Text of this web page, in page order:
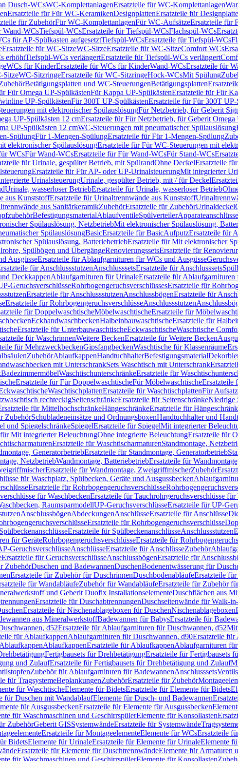
Dusch-WCsWC-KomplettanlagenErsatzteile für WC-Komplettanlagen
Ersatzteile für Für WC-KeramikenDesignplattenErsatzteile für
für ZubehörFür WC-KomplettanlagenFür WC-AufsätzeErsatzteile für
Wand-WCsTiefspül-WCsErsatzteile für Tiefspül-WCsFlachspül-WCs
für AP-Spülkasten aufgesetztTiefspül-WCsErsatzteile für Tiefspül-WCs
Ersatzteile für WC-SitzeWC-SitzeErsatzteile für WC-SitzeComfort WCs
erhöhtTiefspül-WCs verlängertErsatzteile für Tiefspül-WCs verlängert
WCs für KinderErsatzteile für WCs für KinderWand-WCsErsatzteile für
SitzeWC-SitzringeErsatzteile für WC-SitzringeHock-WCsMit Spülung
Betätigungsplatten und WC-SteuerungenBetätigungsplatten
Für Omega UP-SpülkästenFür Kappa UP-SpülkästenErsatzteile für Für
UP-SpülkästenFür 300T UP-SpülkästenErsatzteile für Für 300T UP-
mit elektronischer SpülauslösungFür Netzbetrieb, für Geberit
UP-Spülkästen 12 cmErsatzteile für Für Netzbetrieb, für Geberit Omega
UP-Spülkästen 12 cmWC-Steuerungen mit pneumatischer Spülauslösung
SpülungFür 1-Mengen-SpülungErsatzteile für Für 1-Mengen-Spülung
elektronischer SpülauslösungErsatzteile für Für WC-Steuerungen mit
WCsFür Wand-WCsErsatzteile für Für Wand-WCsFür Stand-WCs
für Urinale, gespülter Betrieb, mit SpülrandOhne DeckelErsatzteile
Ersatzteile für Für AP- oder UP-UrinalsteuerungMit integrierter
UrinalsteuerungUrinale, gespülter Betrieb, mit / für Deckel
Urinale, wasserloser BetriebErsatzteile für Urinale, wasserloser Betrieb
aus KunststoffErsatzteile für Urinaltrennwände aus Kunststoff
aus SanitärkeramikZubehörErsatzteile für ZubehörUrinaldeckel
BefestigungsmaterialAblaufventileSpülverteilerApparateanschlüsse
Spülauslösung, NetzbetriebMit elektronischer Spülauslösung,
SpülauslösungBasicErsatzteile für BasicAufputzErsatzteile für
Spülauslösung, BatteriebetriebErsatzteile für Mit elektronischer
Spülbögen und ÜbergängeRenovierungssetsErsatzteile für
AusgüsseErsatzteile für Ablaufgarnituren für WCs und Ausgüsse
für AnschlussstutzenAnschlusssetsErsatzteile für Anschlusssets
DeckkappenAblaufgarnituren für UrinaleErsatzteile für
GeruchsverschlüsseRohrbogengeruchsverschlüssesErsatzteile für
Ersatzteile für AnschlussstutzenAnschlussbögenErsatzteile für
Ersatzteile für RohrbogengeruchsverschlüsseAnschlussstutzen
für DoppelwaschtischeMöbelwaschtischeErsatzteile für
EckhandwaschbeckenHalbeinbauwaschtischeErsatzteile für
Ersatzteile für UnterbauwaschtischeEckwaschtischeWaschtische
für WaschrinnenWeitere BeckenErsatzteile für Weitere Becken
für MehrzweckbeckenGipsfangbeckenWaschtische für Klassenräume
ZubehörAblaufkappenHandtuchhalterBefestigungsmaterial
mit UnterschrankSets Waschtisch mit Unterschrank
BadezimmermöbelWaschtischunterschränkeErsatzteile für
Ersatzteile für Für DoppelwaschtischeFür MöbelwaschtischeErsatzteile
WaschtischplattenErsatzteile für WaschtischplattenFür
rechteckigSeitenschränkeErsatzteile für SeitenschränkeNiedrige
für MittelhochschränkeHängeschränkeErsatzteile für
ZubehörSchubladeneinsätze und OrdnungsboxenHandtuchhalter und
und SpiegelschränkeSpiegelErsatzteile für SpiegelMit integrierter
Mit integrierter BeleuchtungOhne integrierte BeleuchtungErsatzteile für
Ersatzteile für WaschtischarmaturenStandmontage,
GeneratorbetriebErsatzteile für Standmontage, Generatorbetrieb
NetzbetriebWandmontage, BatteriebetriebErsatzteile für
Ersatzteile für Wandmontage, ZweigriffmischerZubehör
für Waschplatz, Spülbecken, Geräte und Ausgussbecken
Ersatzteile für Rohrbogengeruchsverschlüsse
für WaschbeckenErsatzteile für Tauchrohrgeruchsverschlüsse für
RaumsparmodellUP-GeruchsverschlüsseErsatzteile für UP-
AnschlussbögenAbdeckungenAnschlüsseErsatzteile für Anschlüsse
Ersatzteile für Rohrbogengeruchsverschlüsse
SpülbeckenanschlüsseErsatzteile für SpülbeckenanschlüsseAnschlussstutzen
für GeräteRohrbogengeruchsverschlüsseErsatzteile für
GeruchsverschlüsseAnschlüsseErsatzteile für AnschlüsseZubehör
Ersatzteile für GeruchsverschlüsseAnschlussbögenErsatzteile für
ZubehörDuschen und BadewannenDuschenBodenentwässerung für
Ersatzteile für Zubehör für DuschrinnenDuschbodenabläufeErsatzteile
für WandabläufeZubehör für WandabläufeErsatzteile für Zubehör
und Geberit Duofix InstallationselementeDuschflächen aus
Ersatzteile für DuschabtrennungenDuschseitenwände für Walk-
Ersatzteile für Nischenablageboxen für DuschenNischenablageboxen
aus MineralwerkstoffBadewannen für BabysErsatzteile für
d52Ersatzteile für Ablaufgarnituren für Duschwannen, d52Mit
für AblaufkappenAblaufgarnituren für Duschwannen, d90Ersatzteile für
AblaufkappenErsatzteile für AblaufkappenAblaufgarnituren
Fertigbausets für DrehbetätigungErsatzteile für Fertigbausets
und ZulaufErsatzteile für Fertigbausets für Drehbetätigung und Zulauf
Zubehör für Ablaufgarnituren für BadewannenAnschlusssets
für TragsystemeBeplankungenZubehörErsatzteile für Zubehör
für WaschtischeElemente für BidetsErsatzteile für Elemente für Bidets
für Duschen mit WandablaufElemente für Dusch- und Badewannen
für AusgussbeckenErsatzteile für Elemente für Ausgussbecken
für Waschmaschinen und GeschirrspülerElemente für Konsollasten
ZubehörGeberit GISSystemwändeErsatzteile für Systemwände
Ersatzteile für MontageelementeElemente für WCsErsatzteile
BidetsElemente für UrinaleErsatzteile für Elemente für UrinaleElemente
Ersatzteile für Elemente für DuschtrennwändeElemente für Armaturen
für Waschmaschinen und GeschirrspülerElemente für Konsollasten